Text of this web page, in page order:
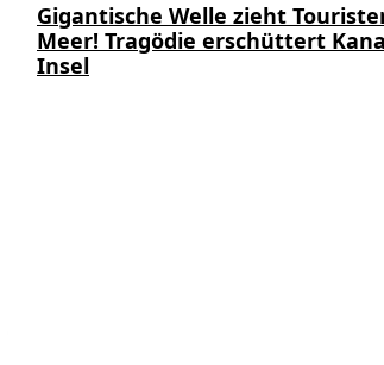
Gigantische Welle zieht
Meer! Tragödie erschüttert
Insel